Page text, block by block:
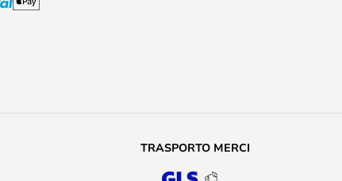
TRASPORTO MERCI